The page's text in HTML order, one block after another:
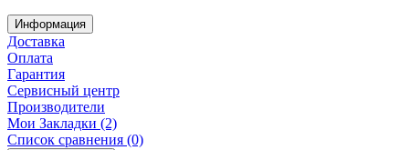
Информация
Доставка
Оплата
Гарантия
Сервисный центр
Производители
Мои Закладки (2)
Список сравнения (0)